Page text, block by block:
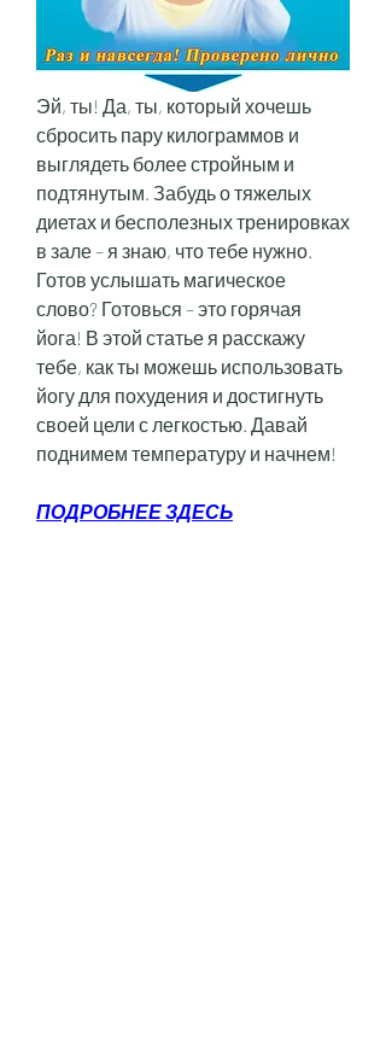
Эй, ты! Да, ты, который хочешь
сбросить пару килограммов и
выглядеть более стройным и
подтянутым. Забудь о тяжелых
диетах и бесполезных тренировках
в зале – я знаю, что тебе нужно.
Готов услышать магическое
слово? Готовься – это горячая
йога! В этой статье я расскажу
тебе, как ты можешь использовать
йогу для похудения и достигнуть
своей цели с легкостью. Давай
поднимем температуру и начнем!
ПОДРОБНЕЕ ЗДЕСЬ